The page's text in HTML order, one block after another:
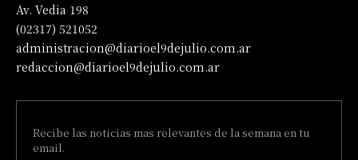
Av. Vedia 198
(02317) 521052
administracion@diarioel9dejulio.com.ar
redaccion@diarioel9dejulio.com.ar
Recibe las noticias mas relevantes de la semana en tu
email.